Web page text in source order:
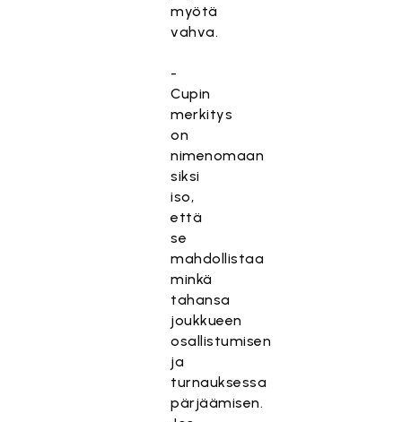
myötä
vahva.
-
Cupin
merkitys
on
nimenomaan
siksi
iso,
että
se
mahdollistaa
minkä
tahansa
joukkueen
osallistumisen
ja
turnauksessa
pärjäämisen.